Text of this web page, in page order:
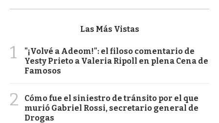
Las Más Vistas
1
"¡Volvé a Adeom!": el filoso comentario de
Yesty Prieto a Valeria Ripoll en plena Cena de
Famosos
2
Cómo fue el siniestro de tránsito por el que
murió Gabriel Rossi, secretario general de
Drogas